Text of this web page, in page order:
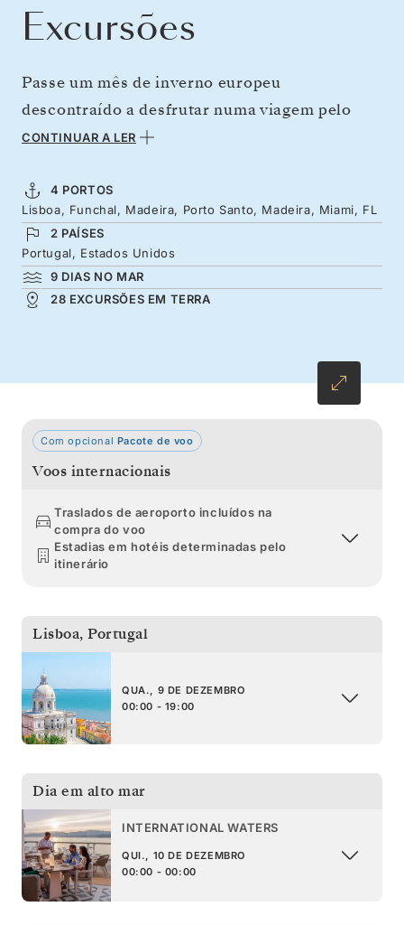
Excursões
Passe um mês de inverno europeu
descontraído a desfrutar numa viagem pelo
Atlântico em busca do sol quente. Desde as
rumo a sudoeste, às cores exóticas e às
falésias férteis da subtropical ilha da Madeira
– com o seu sistema de irrigação das levadas,
por onde pode fazer caminhadas – e às praias
de areia dourada do Porto Santo. Só depois
durante uma viagem memorável para Miami e
CONTINUAR A LER
4 PORTOS
Lisboa, Funchal, Madeira, Porto Santo, Madeira, Miami, FL
2 PAÍSES
Portugal, Estados Unidos
9 DIAS NO MAR
28 EXCURSÕES EM TERRA
Com opcional Pacote de voo
Voos internacionais
Traslados de aeroporto incluídos na
compra do voo
Estadias em hotéis determinadas pelo
itinerário
Lisboa, Portugal
QUA., 9 DE DEZEMBRO
00:00 - 19:00
Dia em alto mar
INTERNATIONAL WATERS
QUI., 10 DE DEZEMBRO
00:00 - 00:00